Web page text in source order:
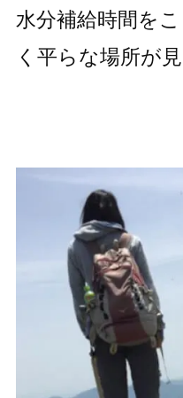
水分補給時間を
く平らな場所が